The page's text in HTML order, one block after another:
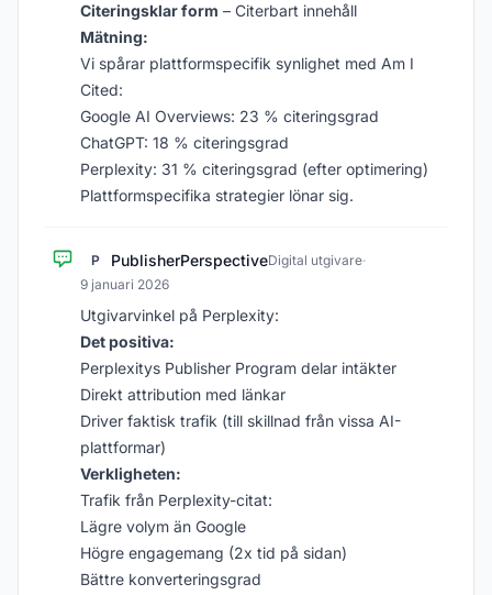
Citeringsklar form – Citerbart innehåll
Mätning:
Vi spårar plattformspecifik synlighet med Am I
Cited:
Google AI Overviews: 23 % citeringsgrad
ChatGPT: 18 % citeringsgrad
Perplexity: 31 % citeringsgrad (efter optimering)
Plattformspecifika strategier lönar sig.
P PublisherPerspectiveDigital utgivare·
9 januari 2026
Utgivarvinkel på Perplexity:
Det positiva:
Perplexitys Publisher Program delar intäkter
Direkt attribution med länkar
Driver faktisk trafik (till skillnad från vissa AI-
plattformar)
Verkligheten:
Trafik från Perplexity-citat:
Lägre volym än Google
Högre engagemang (2x tid på sidan)
Bättre konverteringsgrad